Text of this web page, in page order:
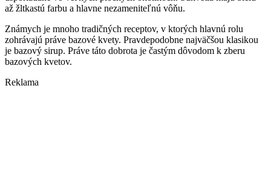
až žltkastú farbu a hlavne nezameniteľnú vôňu.
Známych je mnoho tradičných receptov, v ktorých hlavnú rolu
zohrávajú práve bazové kvety. Pravdepodobne najväčšou klasikou
je bazový sirup. Práve táto dobrota je častým dôvodom k zberu
bazových kvetov.
Reklama